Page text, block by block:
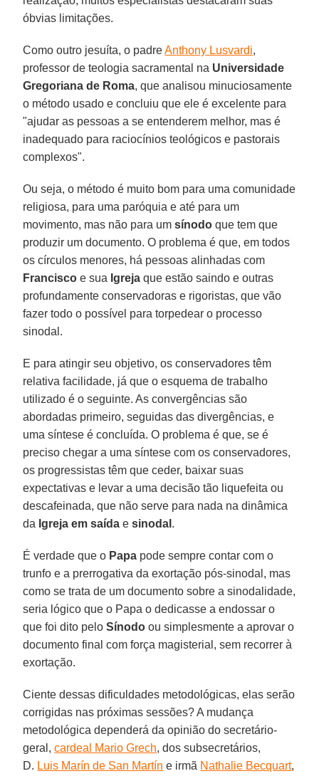
óbvias limitações.
Como outro jesuíta, o padreAnthony Lusvardi,
professor de teologia sacramental na Universidade
Gregoriana de Roma, que analisou minuciosamente
o método usado e concluiu que ele é excelente para
"ajudar as pessoas a se entenderem melhor, mas é
inadequado para raciocínios teológicos e pastorais
complexos".
Ou seja, o método é muito bom para uma comunidade
religiosa, para uma paróquia e até para um
movimento, mas não para umsínodo que tem que
produzir um documento. O problema é que, em todos
os círculos menores, há pessoas alinhadas com
Francisco e sua Igreja que estão saindo e outras
profundamente conservadoras e rigoristas, que vão
fazer todo o possível para torpedear o processo
sinodal.
E para atingir seu objetivo, os conservadores têm
relativa facilidade, já que o esquema de trabalho
utilizado é o seguinte. As convergências são
abordadas primeiro, seguidas das divergências, e
uma síntese é concluída. O problema é que, se é
preciso chegar a uma síntese com os conservadores,
os progressistas têm que ceder, baixar suas
expectativas e levar a uma decisão tão liquefeita ou
descafeinada, que não serve para nada na dinâmica
da Igreja em saída esinodal .
É verdade que o Papa pode sempre contar com o
trunfo e a prerrogativa da exortação pós-sinodal, mas
como se trata de um documento sobre a sinodalidade,
seria lógico que o Papa o dedicasse a endossar o
que foi dito peloSínodo ou simplesmente a aprovar o
documento final com força magisterial, sem recorrer à
exortação.
Ciente dessas dificuldades metodológicas, elas serão
corrigidas nas próximas sessões? A mudança
metodológica dependerá da opinião do secretário-
geral,cardeal Mario Grech, dos subsecretários,
D. Luis Marín de San Martín e irmã Nathalie Becquart,